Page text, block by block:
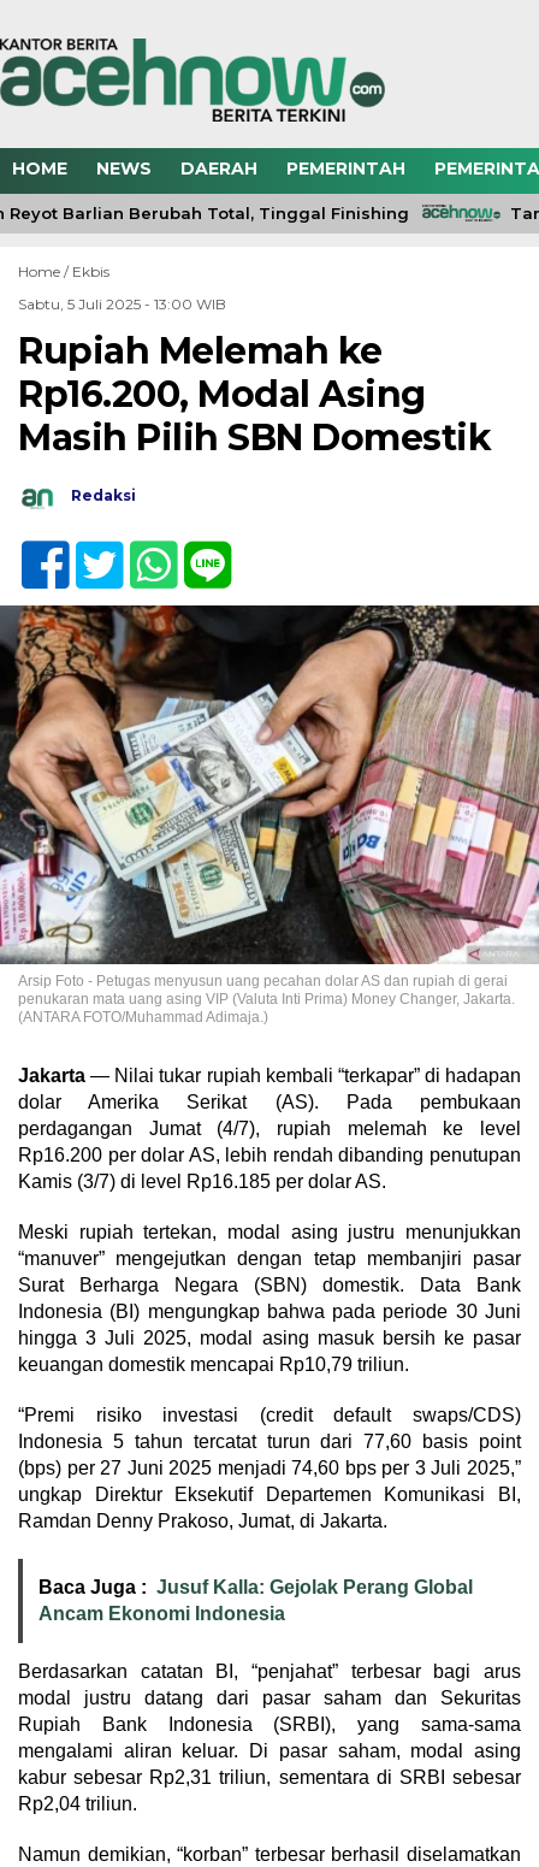
HOME NEWS DAERAH PEMERINTAH
Barlian Berubah Total, Tinggal Finishing
Home / Ekbis
Sabtu, 5 Juli 2025 - 13:00 WIB
Rupiah Melemah ke
Rp16.200, Modal Asing
Masih Pilih SBN Domestik
Redaksi
Arsip Foto - Petugas menyusun uang pecahan dolar AS dan rupiah di gerai
penukaran mata uang asing VIP (Valuta Inti Prima) Money Changer, Jakarta.
(ANTARA FOTO/Muhammad Adimaja.)
Jakarta — Nilai tukar rupiah kembali “terkapar” di hadapan
dolar Amerika Serikat (AS). Pada pembukaan
perdagangan Jumat (4/7), rupiah melemah ke level
Rp16.200 per dolar AS, lebih rendah dibanding penutupan
Kamis (3/7) di level Rp16.185 per dolar AS.
Meski rupiah tertekan, modal asing justru menunjukkan
“manuver” mengejutkan dengan tetap membanjiri pasar
Surat Berharga Negara (SBN) domestik. Data Bank
Indonesia (BI) mengungkap bahwa pada periode 30 Juni
hingga 3 Juli 2025, modal asing masuk bersih ke pasar
keuangan domestik mencapai Rp10,79 triliun.
“Premi risiko investasi (credit default swaps/CDS)
Indonesia 5 tahun tercatat turun dari 77,60 basis point
(bps) per 27 Juni 2025 menjadi 74,60 bps per 3 Juli 2025,”
ungkap Direktur Eksekutif Departemen Komunikasi BI,
Ramdan Denny Prakoso, Jumat, di Jakarta.
Baca Juga : Jusuf Kalla: Gejolak Perang Global
Ancam Ekonomi Indonesia
Berdasarkan catatan BI, “penjahat” terbesar bagi arus
modal justru datang dari pasar saham dan Sekuritas
Rupiah Bank Indonesia (SRBI), yang sama-sama
mengalami aliran keluar. Di pasar saham, modal asing
kabur sebesar Rp2,31 triliun, sementara di SRBI sebesar
Rp2,04 triliun.
Namun demikian, “korban” terbesar berhasil diselamatkan